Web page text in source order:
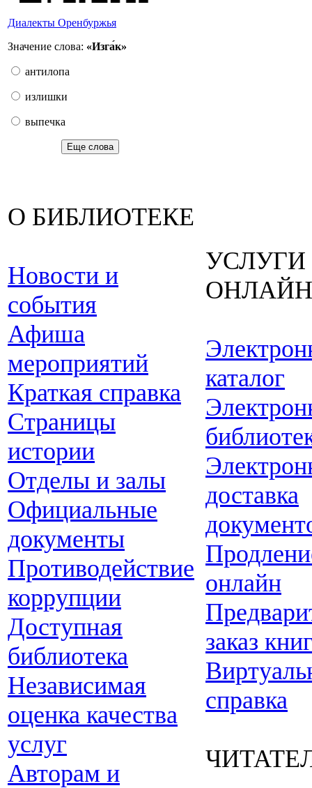
Диалекты Оренбуржья
Значение слова: «Изга́к»
антилопа
излишки
выпечка
Еще слова
О БИБЛИОТЕКЕ
Новости и
события
Афиша
мероприятий
Краткая справка
Страницы
истории
Отделы и залы
Официальные
документы
Противодействие
коррупции
Доступная
библиотека
Независимая
оценка качества
услуг
Авторам и
УСЛУГИ
ОНЛАЙН
каталог
доставка
онлайн
заказ
справка